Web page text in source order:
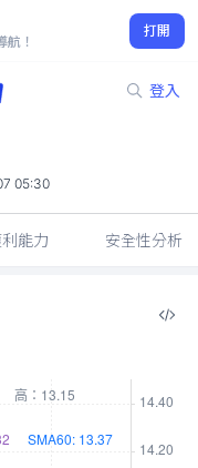
航！
打開
登入
05:30
能力 安全性分析